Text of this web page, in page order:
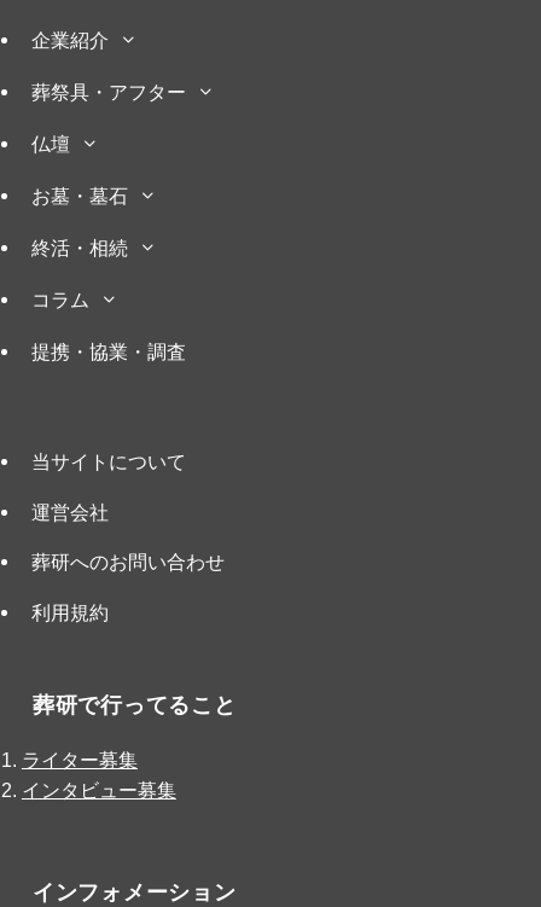
企業紹介
葬祭具・アフター
仏壇
お墓・墓石
終活・相続
コラム
提携・協業・調査
当サイトについて
運営会社
葬研へのお問い合わせ
利用規約
葬研で行ってること
ライター募集
インタビュー募集
インフォメーション